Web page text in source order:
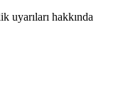
uyarıları hakkında